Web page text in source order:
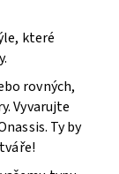
které
rovných,
Vyvarujte
Ty by